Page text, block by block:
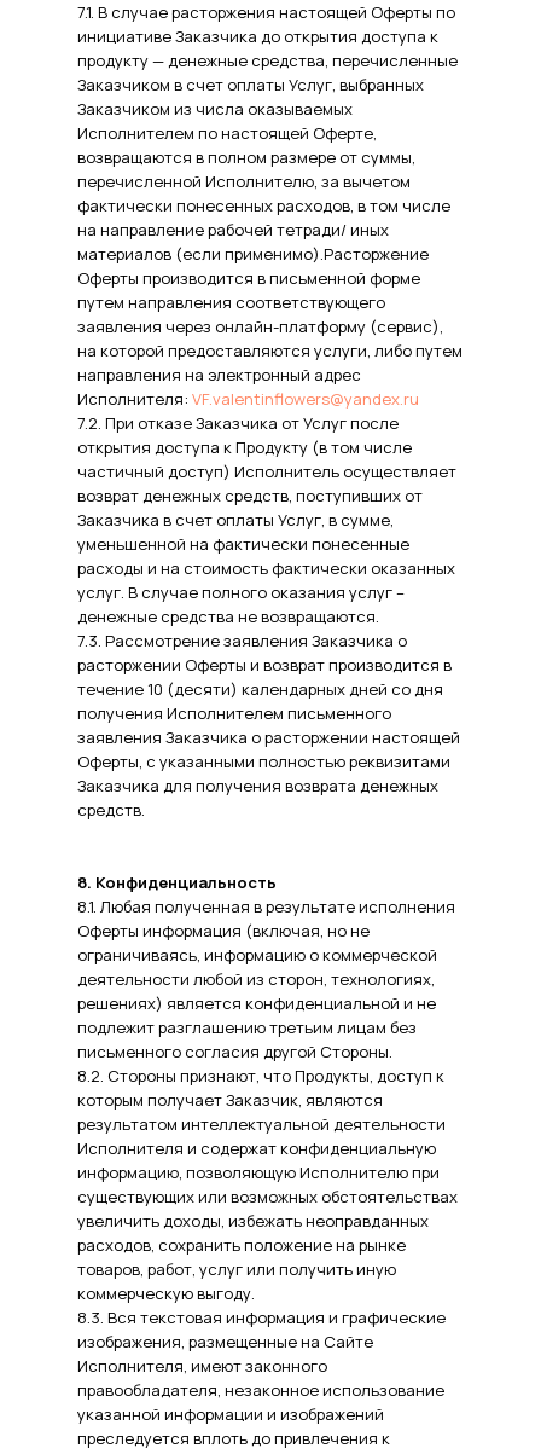
7.1. В случае расторжения настоящей Оферты по
инициативе Заказчика до открытия доступа к
продукту — денежные средства, перечисленные
Заказчиком в счет оплаты Услуг, выбранных
Заказчиком из числа оказываемых
Исполнителем по настоящей Оферте,
возвращаются в полном размере от суммы,
перечисленной Исполнителю, за вычетом
фактически понесенных расходов, в том числе
на направление рабочей тетради/ иных
материалов (если применимо).Расторжение
Оферты производится в письменной форме
путем направления соответствующего
заявления через онлайн-платформу (сервис),
на которой предоставляются услуги, либо путем
направления на электронный адрес
Исполнителя: VF.valentinflowers@yandex.ru
7.2. При отказе Заказчика от Услуг после
открытия доступа к Продукту (в том числе
частичный доступ) Исполнитель осуществляет
возврат денежных средств, поступивших от
Заказчика в счет оплаты Услуг, в сумме,
уменьшенной на фактически понесенные
расходы и на стоимость фактически оказанных
услуг. В случае полного оказания услуг –
денежные средства не возвращаются.
7.3. Рассмотрение заявления Заказчика о
расторжении Оферты и возврат производится в
течение 10 (десяти) календарных дней со дня
получения Исполнителем письменного
заявления Заказчика о расторжении настоящей
Оферты, с указанными полностью реквизитами
Заказчика для получения возврата денежных
средств.
8. Конфиденциальность
8.1. Любая полученная в результате исполнения
Оферты информация (включая, но не
ограничиваясь, информацию о коммерческой
деятельности любой из сторон, технологиях,
решениях) является конфиденциальной и не
подлежит разглашению третьим лицам без
письменного согласия другой Стороны.
8.2. Стороны признают, что Продукты, доступ к
которым получает Заказчик, являются
результатом интеллектуальной деятельности
Исполнителя и содержат конфиденциальную
информацию, позволяющую Исполнителю при
существующих или возможных обстоятельствах
увеличить доходы, избежать неоправданных
расходов, сохранить положение на рынке
товаров, работ, услуг или получить иную
коммерческую выгоду.
8.3. Вся текстовая информация и графические
изображения, размещенные на Сайте
Исполнителя, имеют законного
правообладателя, незаконное использование
указанной информации и изображений
преследуется вплоть до привлечения к